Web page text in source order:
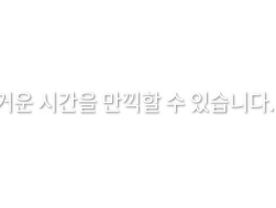
운 시간을 만끽할 수 있습니다.